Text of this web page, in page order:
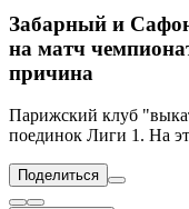
Забарный и
на матч
причина
Парижский клуб
поединок Лиги 1. На
Поделиться